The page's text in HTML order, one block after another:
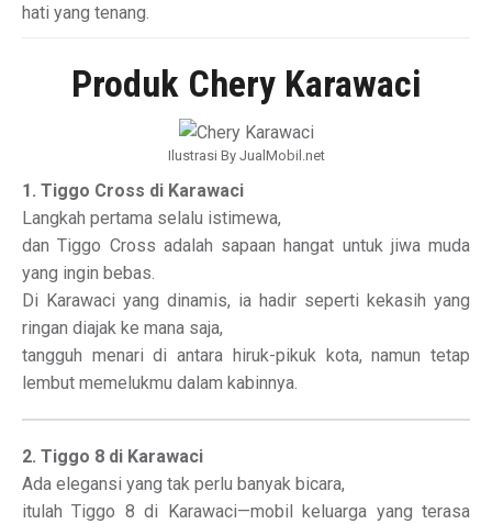
hati yang tenang.
Produk Chery Karawaci
Ilustrasi By JualMobil.net
1. Tiggo Cross di Karawaci
Langkah pertama selalu istimewa,
dan Tiggo Cross adalah sapaan hangat untuk jiwa muda
yang ingin bebas.
Di Karawaci yang dinamis, ia hadir seperti kekasih yang
ringan diajak ke mana saja,
tangguh menari di antara hiruk-pikuk kota, namun tetap
lembut memelukmu dalam kabinnya.
2. Tiggo 8 di Karawaci
Ada elegansi yang tak perlu banyak bicara,
itulah Tiggo 8 di Karawaci—mobil keluarga yang terasa